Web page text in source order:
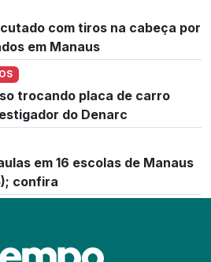
com tiros na cabeça por
em Manaus
trocando placa de carro
do Denarc
em 16 escolas de Manaus
confira